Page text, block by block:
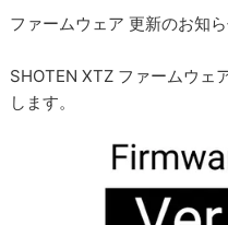
ファームウェア 更新のお知
SHOTEN XTZ ファームウェ
します。